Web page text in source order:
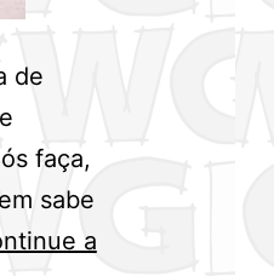
de
faça,
sabe
a